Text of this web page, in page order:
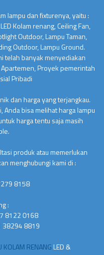
lampu dan fixturenya, yaitu :
Kolam renang, Ceiling Fan,
Outdoor, Lampu Taman,
Outdoor, Lampu Ground.
telah banyak menyediakan
Proyek pemerintah
Pribadi
dan harga yang terjangkau.
Anda bisa melihat harga lampu
harga tentu saja masih
produk atau memerlukan
menghubungi kami di :
8158
:
8122 0168
38294 8819
RENANG LED &